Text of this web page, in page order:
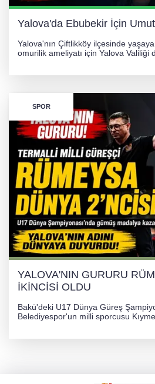
Yalova'da Ebubekir İçin
Yalova'nın Çiftlikköy ilçesinde
omurilik ameliyatı için Yalova Valiliği
SPOR
YALOVA'NIN GURURU
İKİNCİSİ OLDU
Bakü'deki U17 Dünya Güreş
Belediyespor'un milli sporcusu